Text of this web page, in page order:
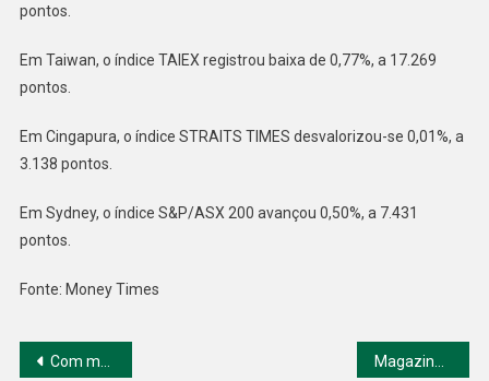
pontos.
Em Taiwan, o índice TAIEX registrou baixa de 0,77%, a 17.269
pontos.
Em Cingapura, o índice STRAITS TIMES desvalorizou-se 0,01%, a
3.138 pontos.
Em Sydney, o índice S&P/ASX 200 avançou 0,50%, a 7.431
pontos.
Fonte: Money Times
Navegação
Com medo de fuga de investidor estrangeiro os mercados na China ficam instáveis